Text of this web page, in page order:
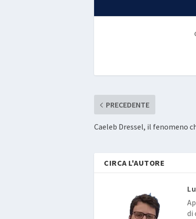
PRECEDENTE
Caeleb Dressel, il fenomeno
CIRCA L'AUTORE
di